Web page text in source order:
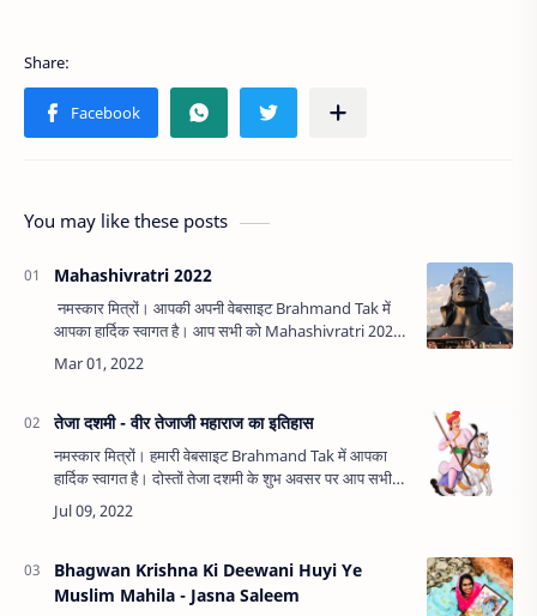
You may like these posts
Mahashivratri 2022
नमस्कार मित्रों। आपकी अपनी वेबसाइट Brahmand Tak में
आपका हार्दिक स्वागत है। आप सभी को Mahashivratri 2022
की हार्दिक शुभकामनाएं। मृत्यु और काल के देवता,
काशिकापुराधिनाथ शशिशेख…
तेजा दशमी - वीर तेजाजी महाराज का इतिहास
नमस्कार मित्रों। हमारी वेबसाइट Brahmand Tak में आपका
हार्दिक स्वागत है। दोस्तों तेजा दशमी के शुभ अवसर पर आप सभी
को हार्दिक शुभकामनाएं। तेजाजी महाराज की कृपा आप पर व आपके
परिवार पर …
Bhagwan Krishna Ki Deewani Huyi Ye
Muslim Mahila - Jasna Saleem